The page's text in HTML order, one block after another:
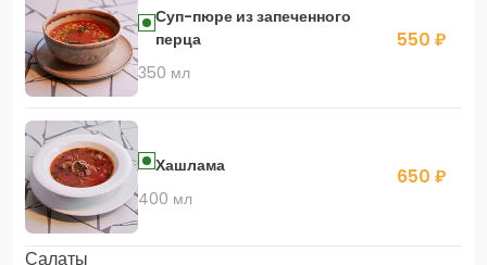
Суп-пюре из запеченного
перца
350 мл
550 ₽
Хашлама
400 мл
650 ₽
Салаты